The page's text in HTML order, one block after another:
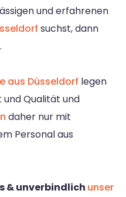
und erfahrenen
suchst, dann
aus Düsseldorf legen
Qualität und
daher nur mit
Personal aus
& unverbindlich unser